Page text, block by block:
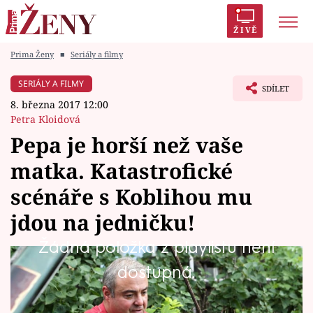
ŽIVĚ
Módní alarm
Témata
Celebrity
Vztahy
Seriály
Prima Ženy ■ Seriály a filmy
SERIÁLY A FILMY
8. března 2017 12:00
Petra Kloidová
SDÍLET
Pepa je horší než vaše
matka. Katastrofické
scénáře s Koblihou mu
jdou na jedničku!
Žádná položka z playlistu není
dostupná.
Podívejte se na několik vybraných scén
Přístavu dopředu. Pepa nemůže najít Koblihu
a její dcera Anča si z něj dělá legraci, když mu